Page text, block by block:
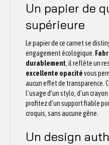
Un papier de
supérieure
Le papier de ce carnet se
engagement écologique.
durablement, il reflète un
excellente opacitévous
aucun effet de transparence.
l’usage d’un stylo, d’un
profitez d’un support fiable
croquis, sans aucune gêne.
Un design